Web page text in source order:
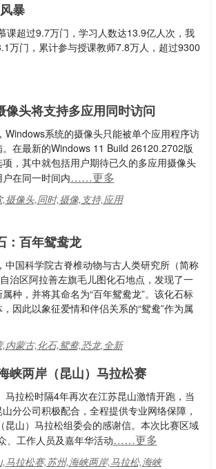
暴
课超过9.7万门，学习人数达13.9亿人次，我
万门，累计参与授课教师7.8万人，超过9300
头将支持多应用同时访问
系统的摄像头只能被单个应用程序访
在最新的Windows 11 Build 26120.2702版
，其中就包括用户期待已久的多应用摄像头
在同一时间内……更多
,摄像头,同时,摄像,支持,应用
：百年鸳鸯龙
国科学院古脊椎动物与古人类研究所（简称
治区阿拉善左旗毛儿图化石地点，发现了一
种，并将其命名为“百年鸳鸯龙”。该化石标
因此以象征爱情和伴侣关系的“鸳鸯”作为属
,内蒙古,化石,鸳鸯,恐龙,全新
峡两岸（昆山）马拉松赛
拉松时隔4年再次在江苏昆山激情开跑，当
分公司积极配合，全程提供专业网络保障，
山）马拉松组委会的感谢信。本次比赛区域
、工作人员及嘉年华活动……更多
,马拉松赛,苏州,海峡两岸,马拉松,海峡